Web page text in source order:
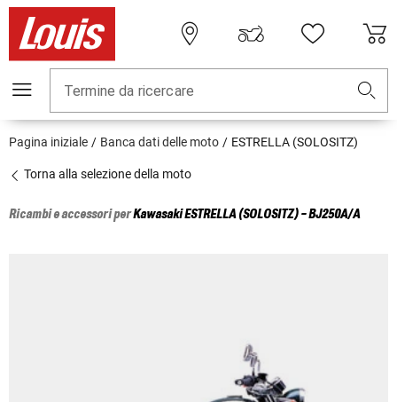
Termine da ricercare
Pagina iniziale Banca dati delle moto ESTRELLA (SOLOSITZ)
Torna alla selezione della moto
Ricambi e accessori perKawasakiESTRELLA (SOLOSITZ) - BJ250A/A